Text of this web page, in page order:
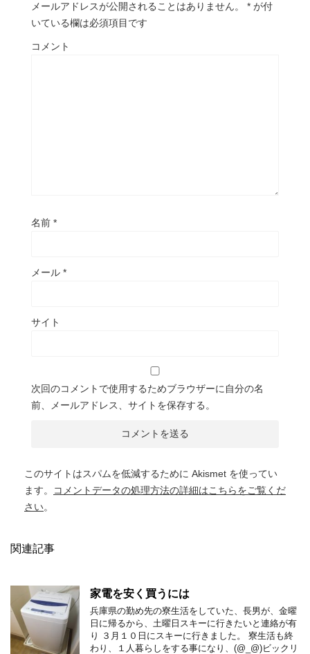
メールアドレスが公開されることはありません。 * が付
いている欄は必須項目です
コメント
名前 *
メール *
サイト
次回のコメントで使用するためブラウザーに自分の名
前、メールアドレス、サイトを保存する。
このサイトはスパムを低減するために Akismet を使ってい
ます。
コメントデータの処理方法の詳細はこちらをご覧くだ
さい。
関連記事
家電を安く買うには
兵庫県の勤め先の寮生活をしていた、長男が、金曜
日に帰るから、土曜日スキーに行きたいと連絡が有
り ３月１０日にスキーに行きました。 寮生活も終
わり、１人暮らしをする事になり、(@_@)ビックリ